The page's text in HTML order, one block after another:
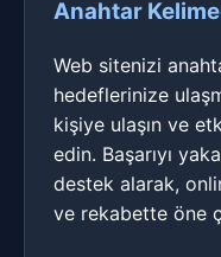
Anahtar
Web sitenizi
hedeflerinize
kişiye ulaşın ve
edin. Başarıyı
destek alarak,
ve rekabette öne